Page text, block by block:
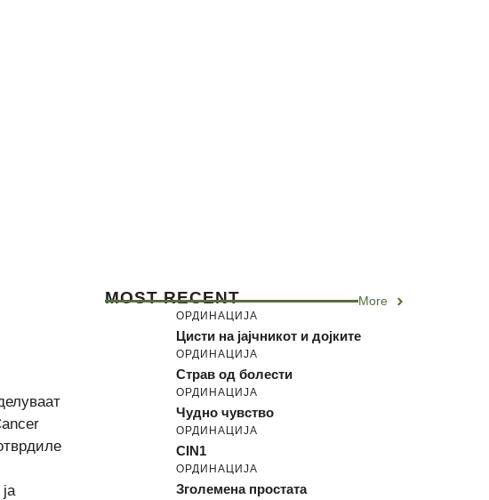
MOST RECENT More
ОРДИНАЦИЈА
Цисти на јајчникот и дојките
ОРДИНАЦИЈА
Страв од болести
ОРДИНАЦИЈА
Чудно чувство
ОРДИНАЦИЈА
CIN1
ОРДИНАЦИЈА
Зголемена простата